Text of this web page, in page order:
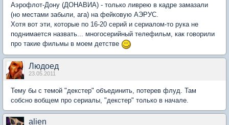
Аэрофлот-Дону (ДОНАВИА) - только ливрею в кадре замазали
(но местами забыли, ага) на фейковую АЭРУС.
Хотя вот эти, которые по 16-20 серий и сериалом-то рука не
поднимается назвать... многосерийный телефильм, как говорили
про такие фильмы в моем детстве
Людоед
23.05.2011
Тему бы с темой "декстер" объединить, потерев флуд. Там
собсно вобщем про сериалы, "декстер" только в начале.
alien